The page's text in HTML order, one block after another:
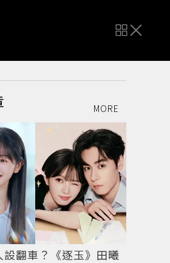
MORE
設翻車？《逐玉》田曦